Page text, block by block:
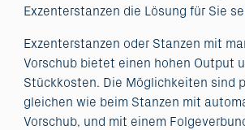
Exzenterstanzen die Lösung für Sie
Exzenterstanzen oder Stanzen mit
Vorschub bietet einen hohen Output
Stückkosten. Die Möglichkeiten sind
gleichen wie beim Stanzen mit
Vorschub, und mit einem